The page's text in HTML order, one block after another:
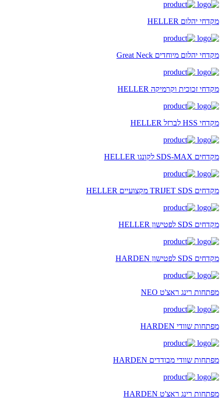
מקדחי יהלום HELLER
מקדחי יהלום מיוחדים Great Neck
מקדחי זכוכית וקרמיקה HELLER
מקדחי HSS לברזל HELLER
מקדחים SDS-MAX לקונגו HELLER
מקדחים TRIJET SDS מקצועיים HELLER
מקדחים SDS לפטישון HELLER
מקדחים SDS לפטישון HARDEN
מפתחות רינג ראצ'ט NEO
מפתחות שוודי HARDEN
מפתחות שוודי מבודדים HARDEN
מפתחות רינג ראצ'ט HARDEN